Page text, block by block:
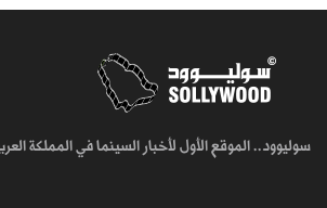
سوليوود.. الموقع الأول لأخبار السينما في المملكة